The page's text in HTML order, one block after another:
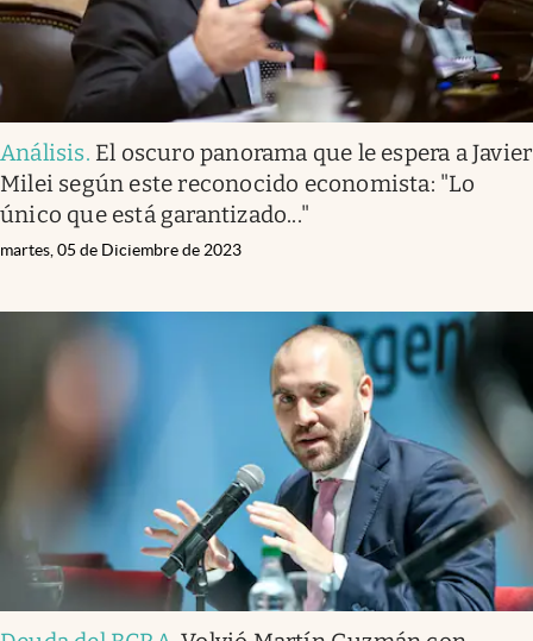
Análisis. El oscuro panorama que le espera a Javier
Milei según este reconocido economista: "Lo
único que está garantizado..."
martes, 05 de Diciembre de 2023